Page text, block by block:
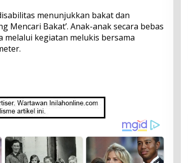
menunjukkan bakat dan
Mencari Bakat’. Anak-anak secara bebas
melalui kegiatan melukis bersama